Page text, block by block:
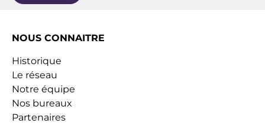
NOUS CONNAITRE
Historique
Le réseau
Notre équipe
Nos bureaux
Partenaires